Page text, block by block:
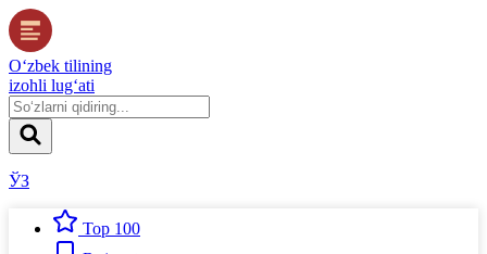
O‘zbek tilining
izohli lug‘ati
ЎЗ
Top 100